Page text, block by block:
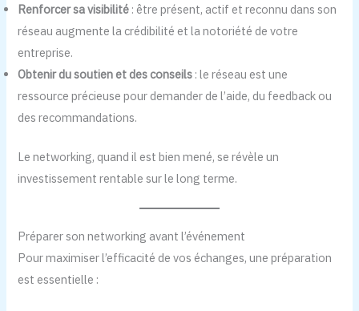
Renforcer sa visibilité : être présent, actif et reconnu dans son
réseau augmente la crédibilité et la notoriété de votre
entreprise.
Obtenir du soutien et des conseils : le réseau est une
ressource précieuse pour demander de l’aide, du feedback ou
des recommandations.
Le networking, quand il est bien mené, se révèle un
investissement rentable sur le long terme.
Préparer son networking avant l’événement
Pour maximiser l’efficacité de vos échanges, une préparation
est essentielle :